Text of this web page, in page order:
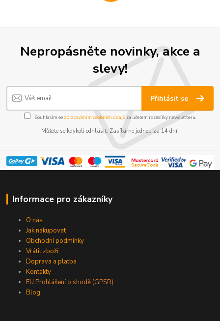
Nepropásněte novinky, akce a
slevy!
Přihlásit se
Souhlasím se zpracováním osobních údajůza účelem rozesílky newsletteru.
Můžete se kdykoli odhlásit. Zasíláme jednou za 14 dní.
Informace pro zákazníky
O nás
Jak nakupovat
Obchodní podmínky
Vrátit zboží
Doprava a platba
Kontakty
EU Prohlášení o shodě (GPSR)
Blog